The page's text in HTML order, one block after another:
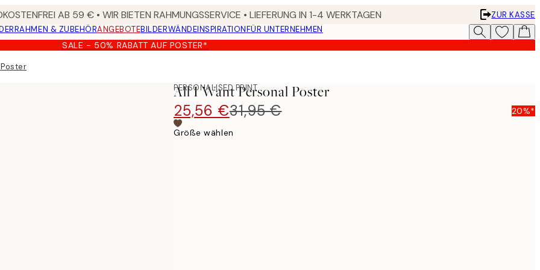
AB 59 € • WIR BIETEN RAHMUNGSSERVICE • LIEFERUNG IN 1-4 WERKTAGEN
ZUR KASSE
RAHMEN & ZUBEHÖRANGEBOTEBILDERWÄNDEINSPIRATIONFÜR UNTERNEHMEN
SALE - 50% RABATT AUF POSTER*
PERSONALISED PRINT
All I Want Personal Poster
25,56 €31,95 € 20%*
Größe wählen